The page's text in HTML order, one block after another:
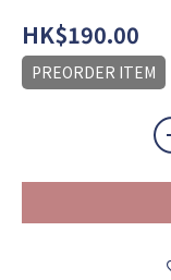
HK$190.00
PREORDER ITEM